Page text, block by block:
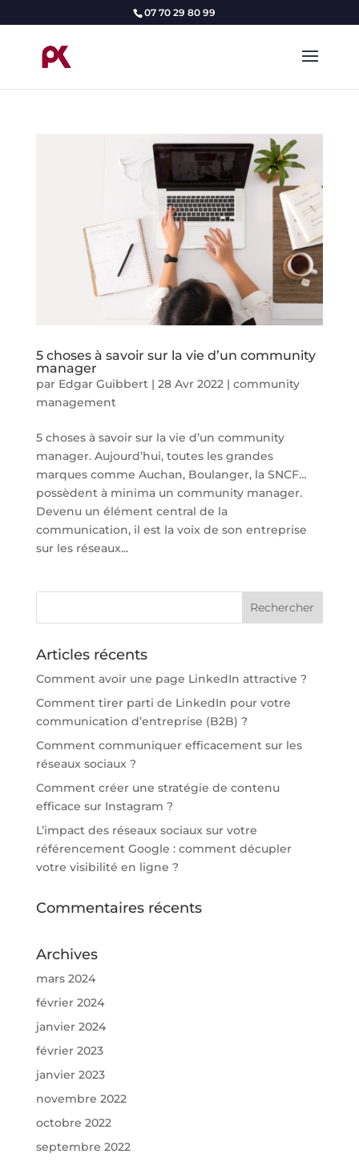
07 70 29 80 99
5 choses à savoir sur la vie d’un community
manager
par Edgar Guibbert| 28 Avr 2022| community
management
5 choses à savoir sur la vie d’un community
manager. Aujourd’hui, toutes les grandes
marques comme Auchan, Boulanger, la SNCF…
possèdent à minima un community manager.
Devenu un élément central de la
communication, il est la voix de son entreprise
sur les réseaux...
Articles récents
Comment avoir une page LinkedIn attractive ?
Comment tirer parti de LinkedIn pour votre
communication d’entreprise (B2B) ?
Comment communiquer efficacement sur les
réseaux sociaux ?
Comment créer une stratégie de contenu
efficace sur Instagram ?
L’impact des réseaux sociaux sur votre
référencement Google : comment décupler
votre visibilité en ligne ?
Commentaires récents
Archives
mars 2024
février 2024
janvier 2024
février 2023
janvier 2023
novembre 2022
octobre 2022
septembre 2022